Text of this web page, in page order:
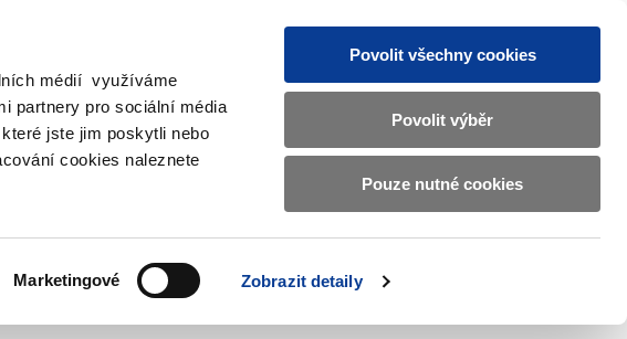
médií využíváme
partnery pro sociální média
jste jim poskytli nebo
cookies naleznete
Marketingové Zobrazit detaily
Povolit všechny cookies
Povolit výběr
Pouze nutné cookies
CZ EN
Základní
informace
o
Ministerstvu
financí
submenu
účetnictví
submenu
EU
submenu
2/2019